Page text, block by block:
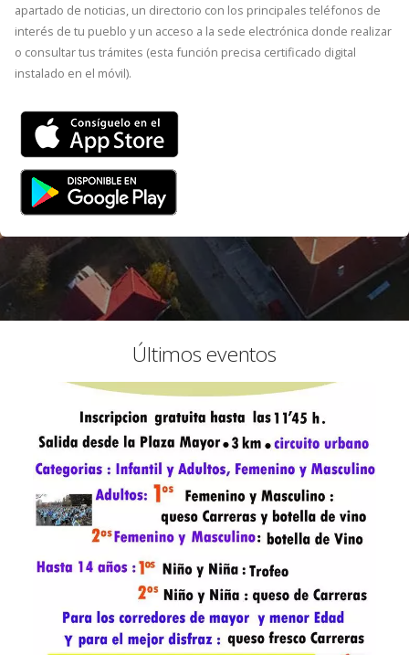
apartado de noticias, un directorio con los principales teléfonos de
interés de tu pueblo y un acceso a la sede electrónica donde realizar
o consultar tus trámites (esta función precisa certificado digital
instalado en el móvil).
Últimos eventos